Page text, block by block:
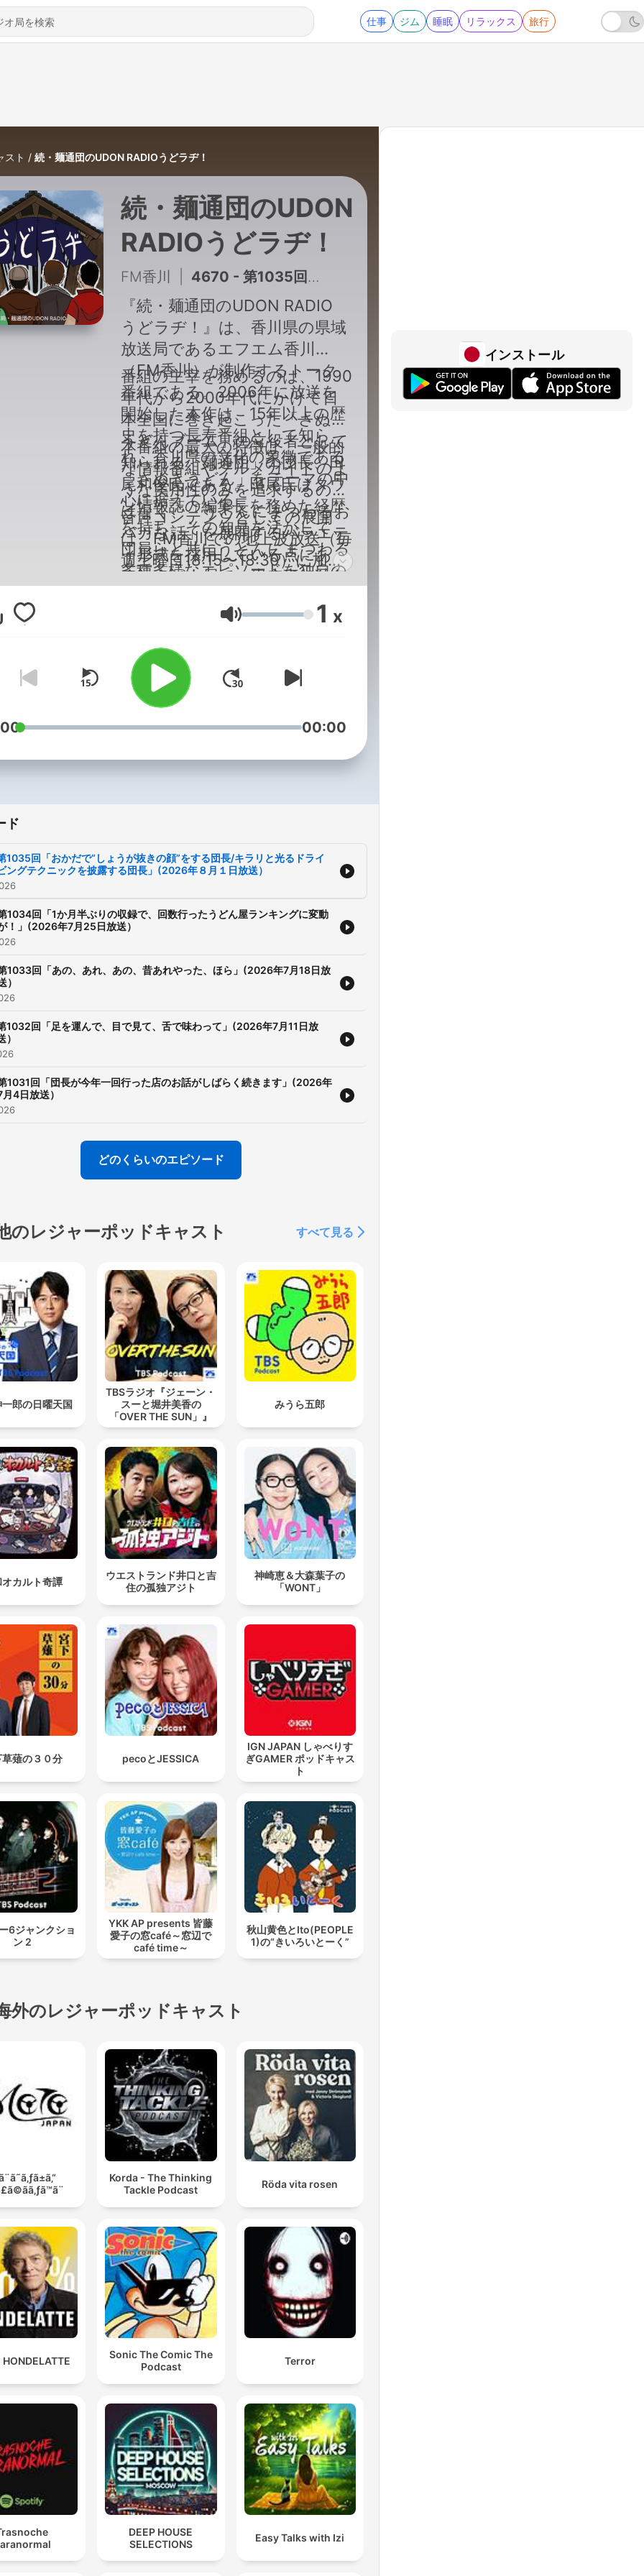
仕事 ジム 睡眠 リラックス 旅行
スト 続・麺通団のUDON RADIOうどラヂ！
続・麺通団のUDON
RADIOうどラヂ！
FM香川 4670 - 第1035回「おかだで“しょうが抜きの顔”をする団長/キラリと光るドライビングテクニックを披露する団長」(2026年８月１日放送）
『続・麺通団のUDON RADIO
うどラヂ！』は、香川県の県域
放送局であるエフエム香川
（FM香川）が制作するトーク
番組である。2006年に放送を
開始した本作は、15年以上の歴
史を持つ長寿番組として知ら
れ、香川県の文化の象徴である
「さぬきうどん」をテーマの中
心に据えている。
番組の主宰を務めるのは、1990
年代から2000年代にかけて日
本全国に巻き起こった「さぬき
うどんブーム」の立役者として
知られる「麺通団」の団長、田
尾和俊氏である。田尾氏はタウ
ン情報誌の編集長を務めた経歴
を持ち、その知見を活かして、
団員らと共にうどんにまつわる
多種多様なエピソードを独自の
視点で切り取っている。
本番組の最大の特徴は、一般的
な情報番組やグルメガイドのよ
うな実用性のみを追求するので
はなく、「うどんにまつわるお
バカな話」を展開するバラエテ
ィ形式を採用している点にあ
る。うどん屋での出来事、独自
うどんから派生した日常の雑記
トークが番組の主軸となってい
る。このスタイルは「半お笑い
番組」とも称され、地元住民の
みならず、全国のうどん愛好家
支持を得ている。
音声コンテンツとしての展開
は、FM香川での地上波放送（毎
週土曜日18:15〜18:30）に加
え、ポッドキャスト形式での配
信も継続的に行われている。ポ
ッドキャスト版は毎週金曜日に
更新され、地域外からも聴取が
可能となっている。また、リス
ナーからのメッセージ投稿を積
極的に採用しており、送り手と
受け手の距離が近いコミュニテ
ィメディアとしての性質を色濃
く反映している。番組は、香川
果たし続けている。
音量 1 x
00:00
ド
1035回「おかだで“しょうが抜きの顔”をする団長/キラリと光るドライ
ングテクニックを披露する団長」(2026年８月１日放送）
1034回「1か月半ぶりの収録で、回数行ったうどん屋ランキングに変動
！」(2026年7月25日放送）
1033回「あの、あれ、あの、昔あれやった、ほら」(2026年7月18日放
）
1032回「足を運んで、目で見て、舌で味わって」(2026年7月11日放
）
1031回「団長が今年一回行った店のお話がしばらく続きます」(2026年
月4日放送）
どのくらいのエピソード
のレジャーポッドキャスト すべて見る
郎の日曜天国
TBSラジオ『ジェーン・
スーと堀井美香の
「OVER THE SUN」』
みうら五郎
カルト奇譚
ウエストランド井口と吉
住の孤独アジト
神崎恵＆大森葉子の
「WONT」
薙の３０分 pecoとJESSICA
IGN JAPAN しゃべりす
ぎGAMER ポッドキャス
ト
6ジャンクショ
ン 2
YKK AP presents 皆藤
愛子の窓café～窓辺で
café time～
秋山黄色とIto(PEOPLE
1)の“きいろいとーく”
外のレジャーポッドキャスト
Korda - The Thinking
Tackle Podcast
Röda vita rosen
Sonic The Comic The
Podcast
Terror
DEEP HOUSE
SELECTIONS
Easy Talks with Izi
インストール